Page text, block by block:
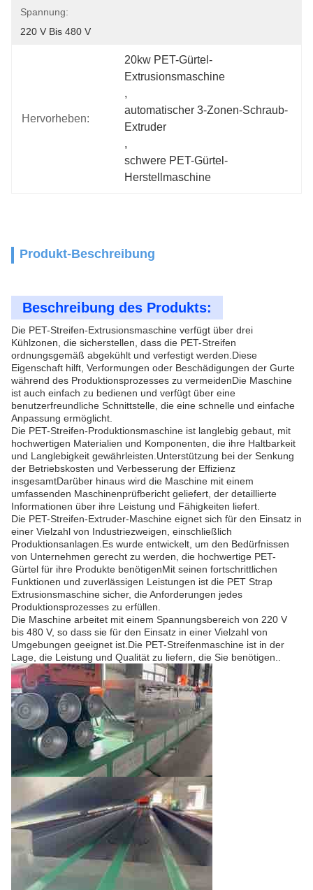
Spannung:
220 V Bis 480 V
Hervorheben:
20kw PET-Gürtel-
Extrusionsmaschine
,
automatischer 3-Zonen-Schraub-
Extruder
,
schwere PET-Gürtel-
Herstellmaschine
Produkt-Beschreibung
Beschreibung des Produkts:
Die PET-Streifen-Extrusionsmaschine verfügt über drei
Kühlzonen, die sicherstellen, dass die PET-Streifen
ordnungsgemäß abgekühlt und verfestigt werden.Diese
Eigenschaft hilft, Verformungen oder Beschädigungen der Gurte
während des Produktionsprozesses zu vermeidenDie Maschine
ist auch einfach zu bedienen und verfügt über eine
benutzerfreundliche Schnittstelle, die eine schnelle und einfache
Anpassung ermöglicht.
Die PET-Streifen-Produktionsmaschine ist langlebig gebaut, mit
hochwertigen Materialien und Komponenten, die ihre Haltbarkeit
und Langlebigkeit gewährleisten.Unterstützung bei der Senkung
der Betriebskosten und Verbesserung der Effizienz
insgesamtDarüber hinaus wird die Maschine mit einem
umfassenden Maschinenprüfbericht geliefert, der detaillierte
Informationen über ihre Leistung und Fähigkeiten liefert.
Die PET-Streifen-Extruder-Maschine eignet sich für den Einsatz in
einer Vielzahl von Industriezweigen, einschließlich
Produktionsanlagen.Es wurde entwickelt, um den Bedürfnissen
von Unternehmen gerecht zu werden, die hochwertige PET-
Gürtel für ihre Produkte benötigenMit seinen fortschrittlichen
Funktionen und zuverlässigen Leistungen ist die PET Strap
Extrusionsmaschine sicher, die Anforderungen jedes
Produktionsprozesses zu erfüllen.
Die Maschine arbeitet mit einem Spannungsbereich von 220 V
bis 480 V, so dass sie für den Einsatz in einer Vielzahl von
Umgebungen geeignet ist.Die PET-Streifenmaschine ist in der
Lage, die Leistung und Qualität zu liefern, die Sie benötigen..